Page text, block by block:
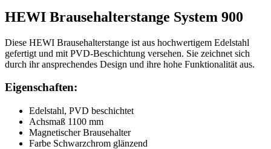
HEWI Brausehalterstange System 900
Diese HEWI Brausehalterstange ist aus hochwertigem Edelstahl
gefertigt und mit PVD-Beschichtung versehen. Sie zeichnet sich
durch ihr ansprechendes Design und ihre hohe Funktionalität aus.
Eigenschaften:
Edelstahl, PVD beschichtet
Achsmaß 1100 mm
Magnetischer Brausehalter
Farbe Schwarzchrom glänzend